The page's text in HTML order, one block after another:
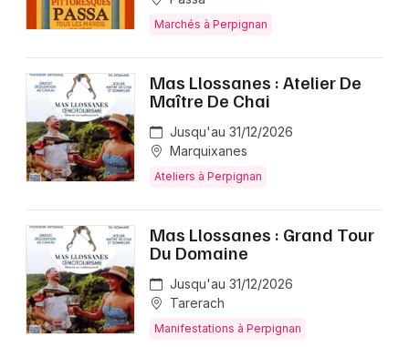
Marchés à Perpignan
Mas Llossanes : Atelier De
Maître De Chai
Jusqu'au 31/12/2026
Marquixanes
Ateliers à Perpignan
Mas Llossanes : Grand Tour
Du Domaine
Jusqu'au 31/12/2026
Tarerach
Manifestations à Perpignan